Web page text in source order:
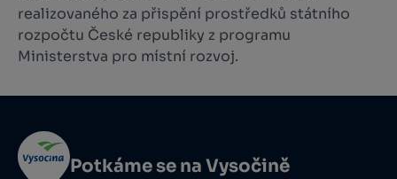
realizovaného za přispění prostředků státního
rozpočtu České republiky z programu
Ministerstva pro místní rozvoj.
Potkáme se na Vysočině